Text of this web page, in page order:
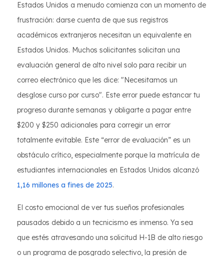
Estados Unidos a menudo comienza con un momento de
frustración: darse cuenta de que sus registros
académicos extranjeros necesitan un equivalente en
Estados Unidos. Muchos solicitantes solicitan una
evaluación general de alto nivel solo para recibir un
correo electrónico que les dice: "Necesitamos un
desglose curso por curso". Este error puede estancar tu
progreso durante semanas y obligarte a pagar entre
$200 y $250 adicionales para corregir un error
totalmente evitable. Este “error de evaluación” es un
obstáculo crítico, especialmente porque la matrícula de
estudiantes internacionales en Estados Unidos alcanzó
1,16 millones a fines de 2025.
El costo emocional de ver tus sueños profesionales
pausados ​​debido a un tecnicismo es inmenso. Ya sea
que estés atravesando una solicitud H-1B de alto riesgo
o un programa de posgrado selectivo, la presión de